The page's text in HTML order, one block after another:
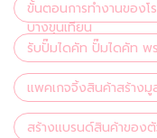
ขั้นตอนการทำงานของ
บางขุนเทียน
รับปั๊มไดคัท ปั๊มไดคัท พ
แพคเกจจิ้งสินค้าสร้างมู
สร้างแบรนด์สินค้าของ